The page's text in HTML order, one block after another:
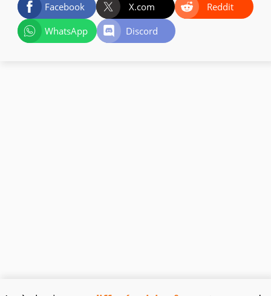
Facebook X.com
Reddit
WhatsApp
Discord